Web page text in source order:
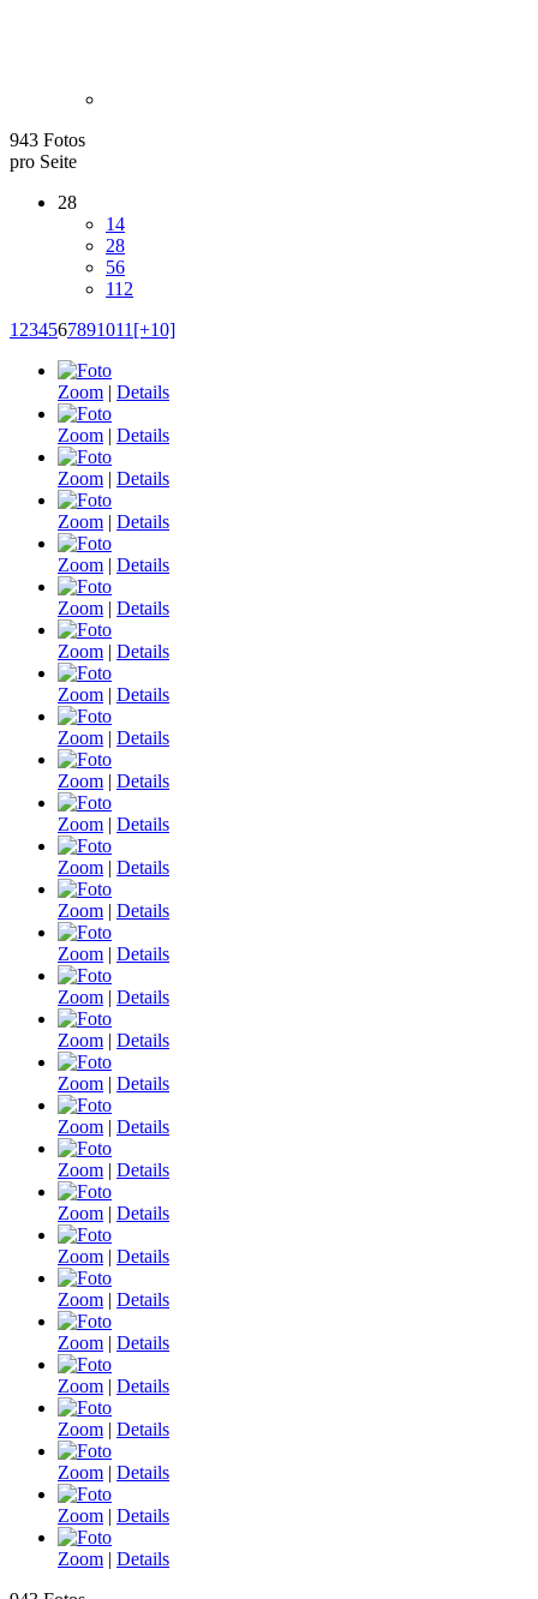
943 Fotos
pro Seite
28
14
28
56
112
1 234567891011 [+10]
Zoom | Details
Zoom | Details
Zoom | Details
Zoom | Details
Zoom | Details
Zoom | Details
Zoom | Details
Zoom | Details
Zoom | Details
Zoom | Details
Zoom | Details
Zoom | Details
Zoom | Details
Zoom | Details
Zoom | Details
Zoom | Details
Zoom | Details
Zoom | Details
Zoom | Details
Zoom | Details
Zoom | Details
Zoom | Details
Zoom | Details
Zoom | Details
Zoom | Details
Zoom | Details
Zoom | Details
Zoom | Details